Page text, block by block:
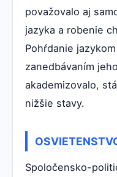
považovalo aj
jazyka a robenie
Pohŕdanie
zanedbávaním
akademizovalo,
nižšie stavy.
Spoločensko-